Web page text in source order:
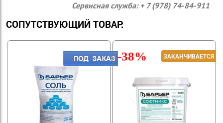
Сервисная служба: + 7 (978) 74-84-911
СОПУТСТВУЮЩИЙ ТОВАР:
-38%